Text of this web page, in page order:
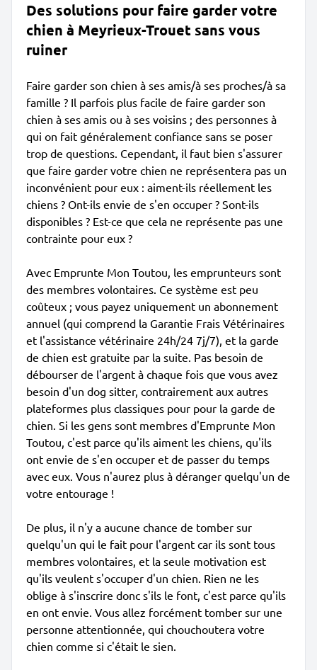
Des solutions pour faire garder votre
chien à Meyrieux-Trouet sans vous
ruiner
Faire garder son chien à ses amis/à ses proches/à sa
famille ? Il parfois plus facile de faire garder son
chien à ses amis ou à ses voisins ; des personnes à
qui on fait généralement confiance sans se poser
trop de questions. Cependant, il faut bien s'assurer
que faire garder votre chien ne représentera pas un
inconvénient pour eux : aiment-ils réellement les
chiens ? Ont-ils envie de s'en occuper ? Sont-ils
disponibles ? Est-ce que cela ne représente pas une
contrainte pour eux ?
Avec Emprunte Mon Toutou, les emprunteurs sont
des membres volontaires. Ce système est peu
coûteux ; vous payez uniquement un abonnement
annuel (qui comprend la Garantie Frais Vétérinaires
et l'assistance vétérinaire 24h/24 7j/7), et la garde
de chien est gratuite par la suite. Pas besoin de
débourser de l'argent à chaque fois que vous avez
besoin d'un dog sitter, contrairement aux autres
plateformes plus classiques pour pour la garde de
chien. Si les gens sont membres d'Emprunte Mon
Toutou, c'est parce qu'ils aiment les chiens, qu'ils
ont envie de s'en occuper et de passer du temps
avec eux. Vous n'aurez plus à déranger quelqu'un de
votre entourage !
De plus, il n'y a aucune chance de tomber sur
quelqu'un qui le fait pour l'argent car ils sont tous
membres volontaires, et la seule motivation est
qu'ils veulent s'occuper d'un chien. Rien ne les
oblige à s'inscrire donc s'ils le font, c'est parce qu'ils
en ont envie. Vous allez forcément tomber sur une
personne attentionnée, qui chouchoutera votre
chien comme si c'était le sien.